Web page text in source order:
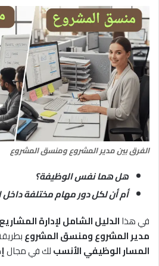
الفرق بين مدير المشروع ومنسق المشروع
هل هما نفس الوظيفة؟
أم أن لكل دور مهام مختلفة
في هذاالدليل الشامل لإدارة المشاريع
مدير المشروع ومنسق المشروع
المسار الوظيفي الأنسبلك في مجال